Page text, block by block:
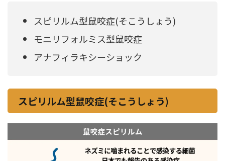
スピリルム型鼠咬症(そこうしょう)
モニリフォルミス型鼠咬症
アナフィラキシーショック
スピリルム型鼠咬症(そこうしょう)